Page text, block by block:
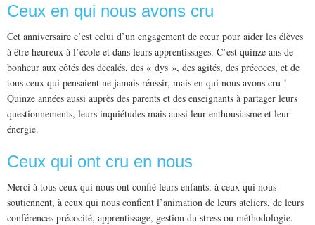
Ceux en qui nous avons cru
Cet anniversaire c’est celui d’un engagement de cœur pour aider les élèves
à être heureux à l’école et dans leurs apprentissages. C’est quinze ans de
bonheur aux côtés des décalés, des « dys », des agités, des précoces, et de
tous ceux qui pensaient ne jamais réussir, mais en qui nous avons cru !
Quinze années aussi auprès des parents et des enseignants à partager leurs
questionnements, leurs inquiétudes mais aussi leur enthousiasme et leur
énergie.
Ceux qui ont cru en nous
Merci à tous ceux qui nous ont confié leurs enfants, à ceux qui nous
soutiennent, à ceux qui nous confient l’animation de leurs ateliers, de leurs
conférences précocité, apprentissage, gestion du stress ou méthodologie.